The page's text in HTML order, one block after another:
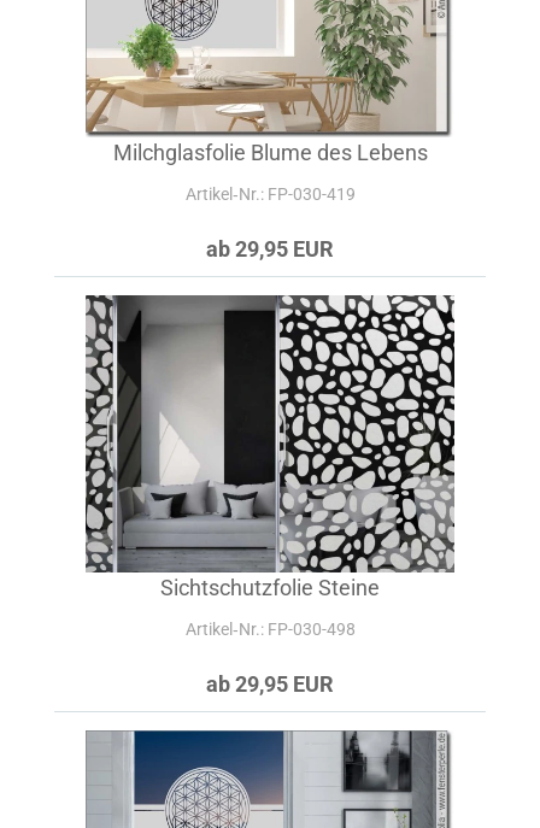
Milchglasfolie Blume des Lebens
Artikel‑Nr.: FP-030-419
ab 29,95 EUR
Sichtschutzfolie Steine
Artikel‑Nr.: FP-030-498
ab 29,95 EUR